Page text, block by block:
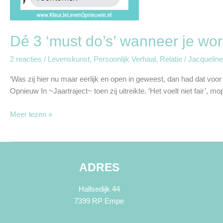
Dé 3 ‘must do’s’ wanneer je
2 reacties / Levenskunst, Persoonlijk Verhaal, Relatie /
‘Was zij hier nu maar eerlijk en open in geweest, dan had dat
Opnieuw In ~Jaartraject~ toen zij uitreikte. ‘Het voelt niet fair’,
Meer lezen »
ADRES
Hallsedijk 44
7399 RP Empe